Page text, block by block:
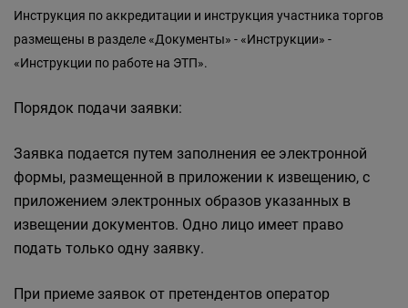
Инструкция по аккредитации и инструкция участника торгов
размещены в разделе «Документы» - «Инструкции» -
«Инструкции по работе на ЭТП».
Порядок подачи заявки:
Заявка подается путем заполнения ее электронной
формы, размещенной в приложении к извещению, с
приложением электронных образов указанных в
извещении документов. Одно лицо имеет право
подать только одну заявку.
При приеме заявок от претендентов оператор